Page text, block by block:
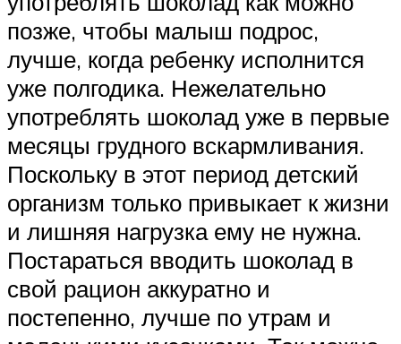
позже, чтобы малыш подрос,
лучше, когда ребенку исполнится
уже полгодика. Нежелательно
употреблять шоколад уже в первые
месяцы грудного вскармливания.
Поскольку в этот период детский
организм только привыкает к жизни
и лишняя нагрузка ему не нужна.
Постараться вводить шоколад в
свой рацион аккуратно и
постепенно, лучше по утрам и